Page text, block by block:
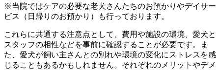
※当院ではケアの必要な老犬さんたちのお預かりやデイサー
ビス（日帰りのお預かり）も行っております。
これらに共通する注意点として、費用や施設の環境、愛犬と
スタッフの相性などを事前に確認することが必要です。ま
た、愛犬が飼い主さんとの別れや環境の変化にストレスを感
じることもあるかもしれません。それぞれのメリットやデメ